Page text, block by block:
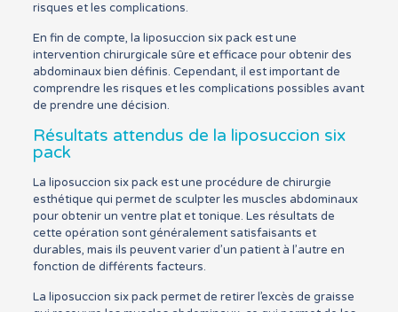
risques et les complications.
En fin de compte, la liposuccion six pack est une
intervention chirurgicale sûre et efficace pour obtenir des
abdominaux bien définis. Cependant, il est important de
comprendre les risques et les complications possibles avant
de prendre une décision.
Résultats attendus de la liposuccion six
pack
La liposuccion six pack est une procédure de chirurgie
esthétique qui permet de sculpter les muscles abdominaux
pour obtenir un ventre plat et tonique. Les résultats de
cette opération sont généralement satisfaisants et
durables, mais ils peuvent varier d’un patient à l’autre en
fonction de différents facteurs.
La liposuccion six pack permet de retirer l’excès de graisse